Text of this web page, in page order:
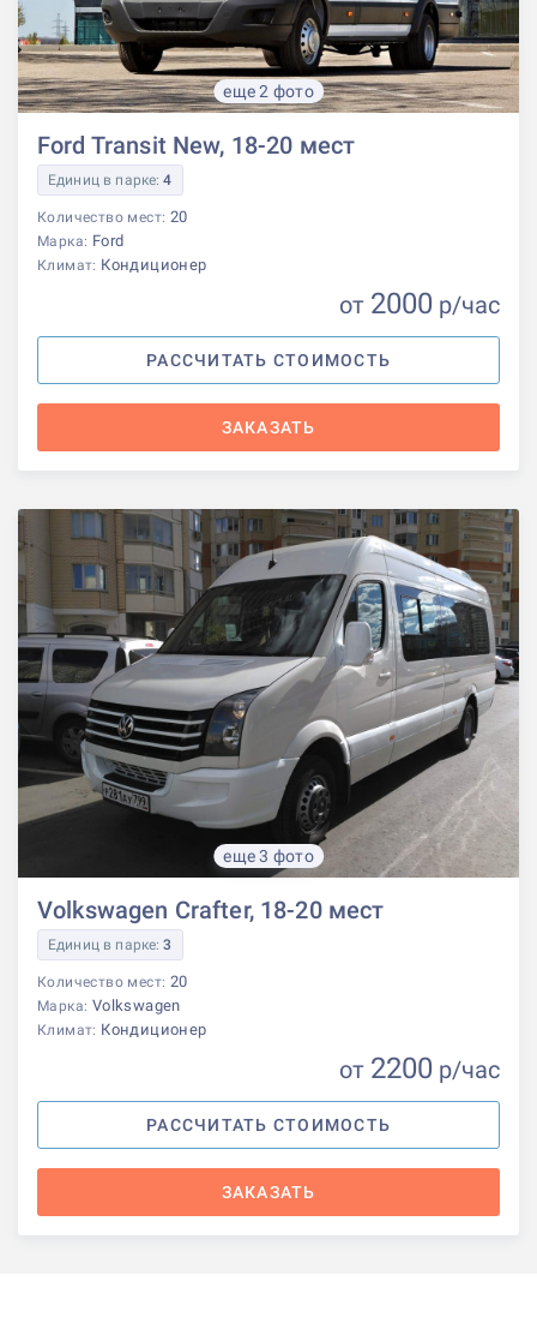
еще 2 фото
Ford Transit New, 18-20 мест
Единиц в парке:4
Количество мест: 20
Марка: Ford
Климат: Кондиционер
от 2000 р/час
РАССЧИТАТЬ СТОИМОСТЬ
ЗАКАЗАТЬ
еще 3 фото
Volkswagen Crafter, 18-20 мест
Единиц в парке:3
Количество мест: 20
Марка: Volkswagen
Климат: Кондиционер
от 2200 р/час
РАССЧИТАТЬ СТОИМОСТЬ
ЗАКАЗАТЬ